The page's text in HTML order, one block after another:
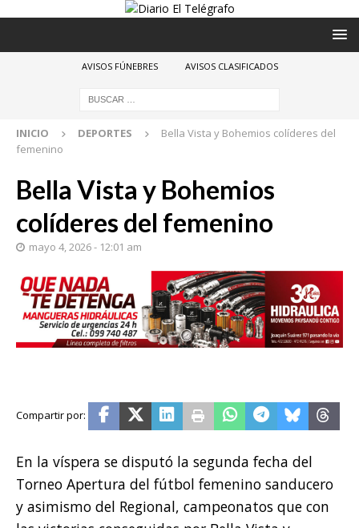
AVISOS FÚNEBRES AVISOS CLASIFICADOS
INICIO DEPORTES
Bella Vista y Bohemios colíderes del
femenino
Bella Vista y Bohemios
colíderes del femenino
mayo 4, 2026 - 12:01 am
En la víspera se disputó la segunda fecha del
Torneo Apertura del fútbol femenino sanducero
y asimismo del Regional, campeonatos que con